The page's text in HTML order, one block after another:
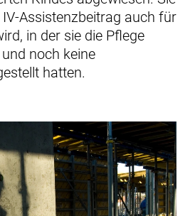
Assistenzbeitrag auch für
in der sie die Pflege
noch keine
hatten.